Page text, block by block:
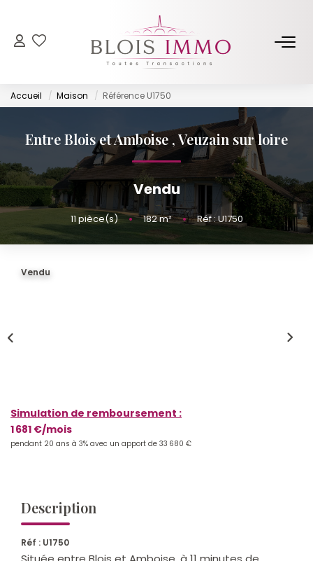
NOS BIENS
Acheter
Louer
Biens Vendus Et Loués
Off Market
ESTIMER
Nos Partenaires
Accueil Maison Référence U1750
Entre Blois et Amboise ,Veuzain sur loire
Vendu
11 pièce(s) • 182m² • Réf : U1750
Vendu
Simulation de remboursement :
1 681 €/mois
pendant 20 ans à 3% avec un apport de 33 680 €
Description
Réf : U1750